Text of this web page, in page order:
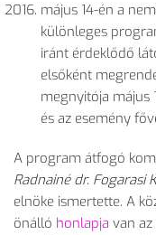
május 14-én a
különleges
iránt érdeklődő
elsőként
megnyitója május
és az esemény
A program átfogó
Radnainé dr. Fogarasi
elnöke ismertette. A
önálló honlapja van